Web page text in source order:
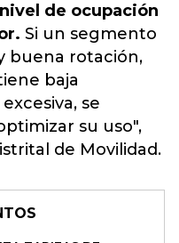
de ocupación
Si un segmento
buena rotación,
baja
se
su uso",
de Movilidad.